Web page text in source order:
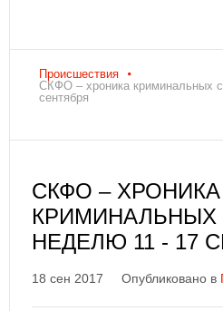
Происшествия
СКФО – хроника криминальных
сентября
СКФО – ХРОНИКА
НЕДЕЛЮ 11 - 17
18 сен 2017 Опубликовано в